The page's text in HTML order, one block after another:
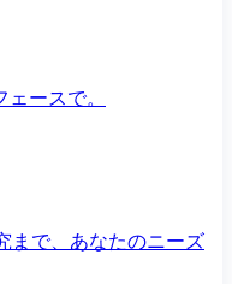
ースで。
まで、あなたのニーズ